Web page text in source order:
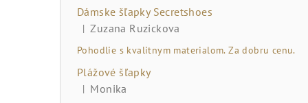
Dámske šľapky Secretshoes
Hodnotenie produktu je 5 z 5 hviezdičiek.
| Zuzana Ruzickova
Pohodlie s kvalitnym materialom. Za dobru cenu.
Plážové šľapky
Hodnotenie produktu je 5 z 5 hviezdičiek.
| Monika